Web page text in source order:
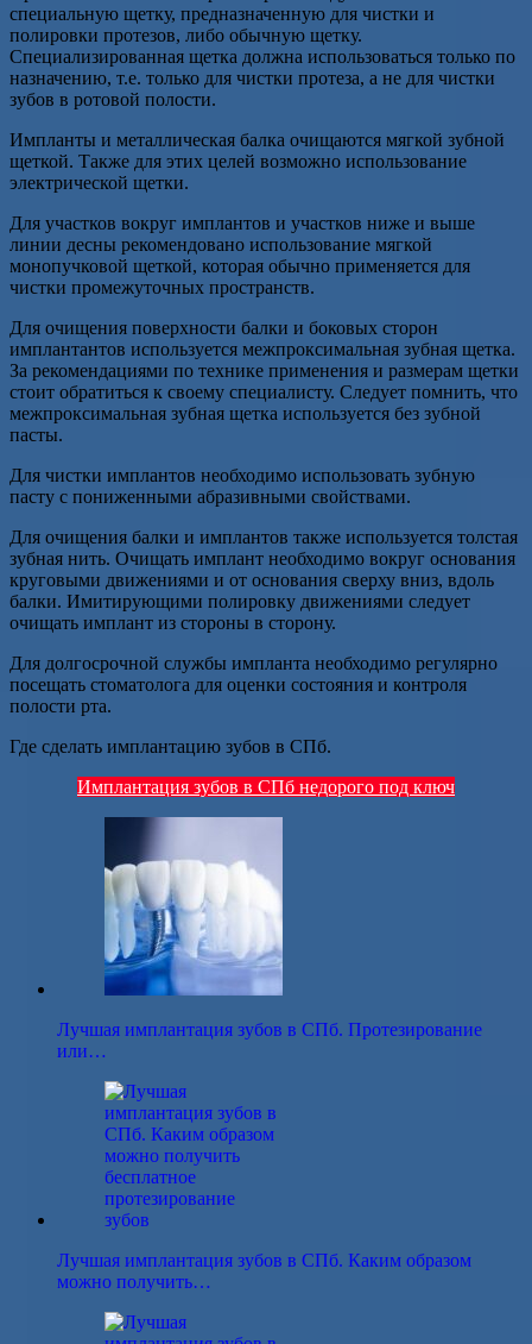
специальную щетку, предназначенную для чистки и
полировки протезов, либо обычную щетку.
Специализированная щетка должна использоваться только по
назначению, т.е. только для чистки протеза, а не для чистки
зубов в ротовой полости.
Импланты и металлическая балка очищаются мягкой зубной
щеткой. Также для этих целей возможно использование
электрической щетки.
Для участков вокруг имплантов и участков ниже и выше
линии десны рекомендовано использование мягкой
монопучковой щеткой, которая обычно применяется для
чистки промежуточных пространств.
Для очищения поверхности балки и боковых сторон
имплантантов используется межпроксимальная зубная щетка.
За рекомендациями по технике применения и размерам щетки
стоит обратиться к своему специалисту. Следует помнить, что
межпроксимальная зубная щетка используется без зубной
пасты.
Для чистки имплантов необходимо использовать зубную
пасту с пониженными абразивными свойствами.
Для очищения балки и имплантов также используется толстая
зубная нить. Очищать имплант необходимо вокруг основания
круговыми движениями и от основания сверху вниз, вдоль
балки. Имитирующими полировку движениями следует
очищать имплант из стороны в сторону.
Для долгосрочной службы импланта необходимо регулярно
посещать стоматолога для оценки состояния и контроля
полости рта.
Где сделать имплантацию зубов в СПб.
Имплантация зубов в СПб недорого под ключ
Лучшая имплантация зубов в СПб. Протезирование
или…
Лучшая имплантация зубов в СПб. Каким образом
можно получить…